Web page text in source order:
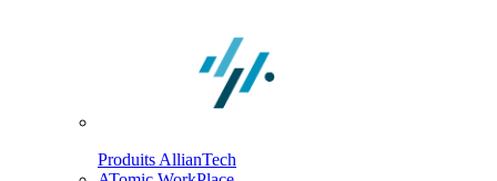
Produits AllianTech